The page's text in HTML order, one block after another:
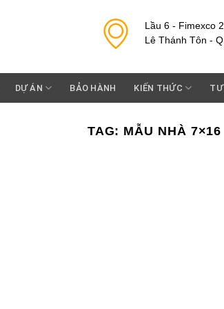
Lầu 6 - Fimexco
Lê Thánh Tôn -
DỰ ÁN BẢO HÀNH KIẾN THỨC TƯ
TAG: MẪU NHÀ 7×16